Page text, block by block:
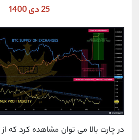
25 دی 1400
در چارت بالا می توان مشاهده کرد که